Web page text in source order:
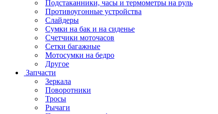
Подстаканники, часы и термометры на руль
Противоугонные устройства
Слайдеры
Сумки на бак и на сиденье
Счетчики моточасов
Сетки багажные
Мотосумки на бедро
Другое
Запчасти
Зеркала
Поворотники
Тросы
Рычаги